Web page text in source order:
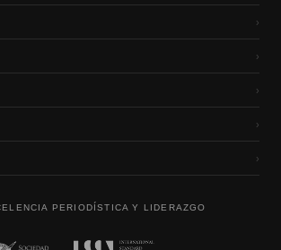
›
›
›
›
›
PERIODÍSTICA Y LIDERAZGO